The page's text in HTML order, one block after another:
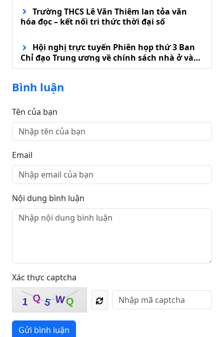
Trường THCS Lê Văn Thiêm lan tỏa văn
hóa đọc – kết nối tri thức thời đại số
Hội nghị trực tuyến Phiên họp thứ 3 Ban
Chỉ đạo Trung ương về chính sách nhà ở và
phát triển thị trường bất động sản
Bình luận
Tên của bạn
Email
Nội dung bình luận
Xác thực captcha
1 Q 5 WQ
Gửi bình luận